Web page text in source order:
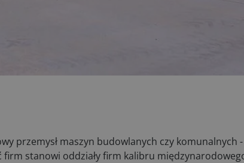
przemysł maszyn budowlanych czy komunalnych
firm stanowi oddziały firm kalibru